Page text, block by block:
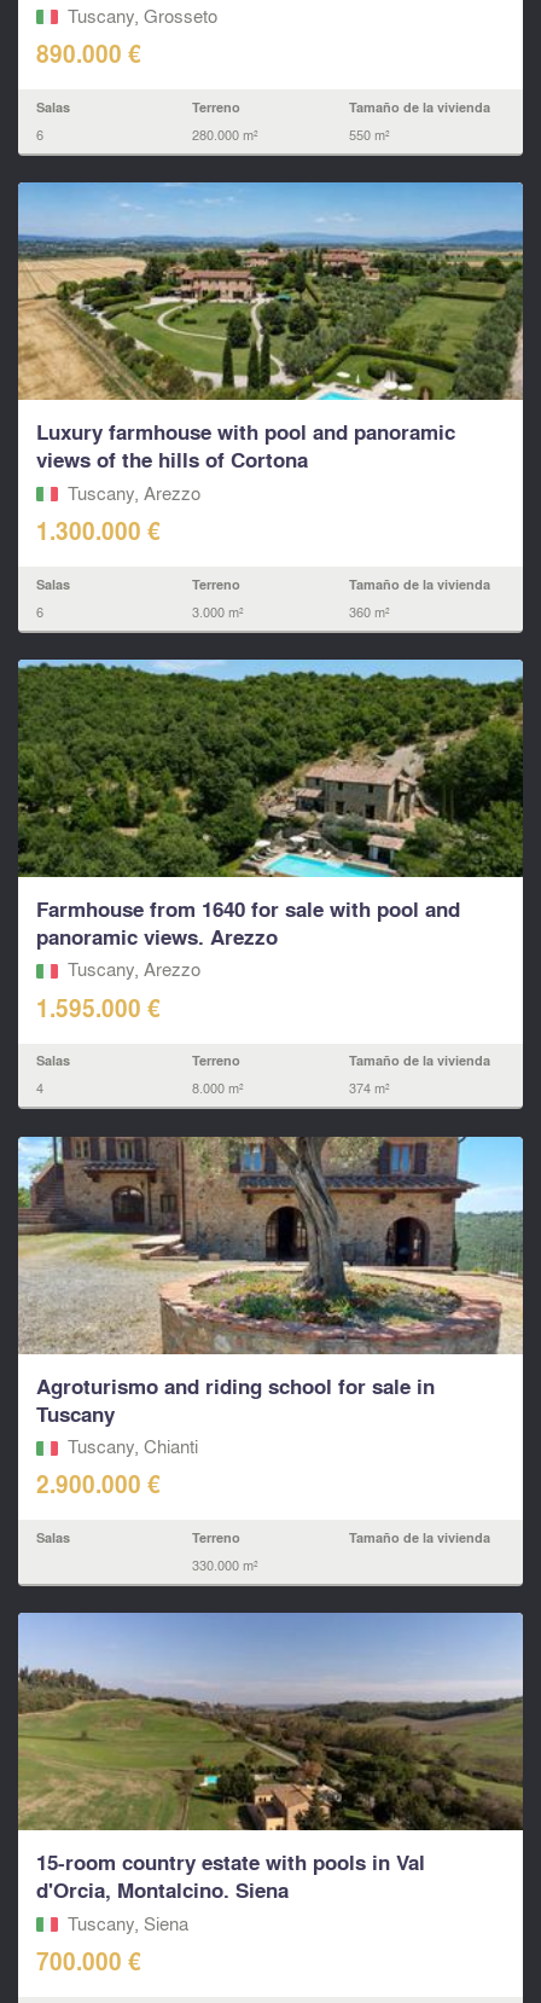
Tuscany, Grosseto
890.000 €
Salas
6
Terreno
280.000 m²
Tamaño de la vivienda
550 m²
Luxury farmhouse with pool and panoramic
views of the hills of Cortona
Tuscany, Arezzo
1.300.000 €
Salas
6
Terreno
3.000 m²
Tamaño de la vivienda
360 m²
Farmhouse from 1640 for sale with pool and
panoramic views. Arezzo
Tuscany, Arezzo
1.595.000 €
Salas
4
Terreno
8.000 m²
Tamaño de la vivienda
374 m²
Agroturismo and riding school for sale in
Tuscany
Tuscany, Chianti
2.900.000 €
Salas Terreno
330.000 m²
Tamaño de la vivienda
15-room country estate with pools in Val
d'Orcia, Montalcino. Siena
Tuscany, Siena
700.000 €